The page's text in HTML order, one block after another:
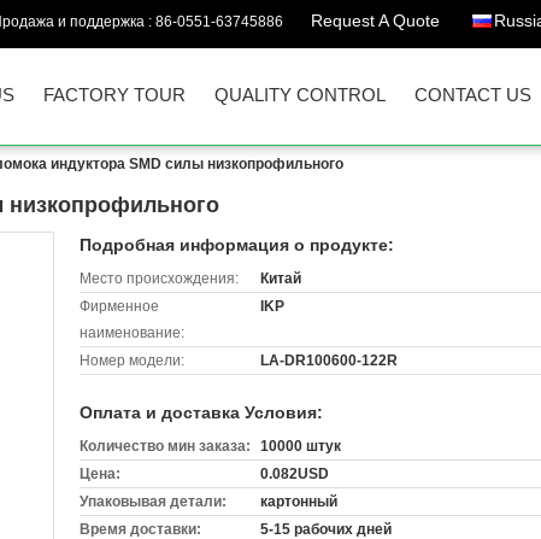
и поддержка : 86-0551-63745886 Request A Quote
FACTORY TOUR QUALITY CONTROL CONTACT US
индуктора SMD силы низкопрофильного
низкопрофильного
Подробная информация о продукте:
Место происхождения:
Китай
Фирменное
наименование:
IKP
Номер модели: LA-DR100600-122R
Оплата и доставка Условия:
Количество мин заказа:
10000 штук
Цена:
0.082USD
Упаковывая детали:
картонный
Время доставки:
5-15 рабочих дней